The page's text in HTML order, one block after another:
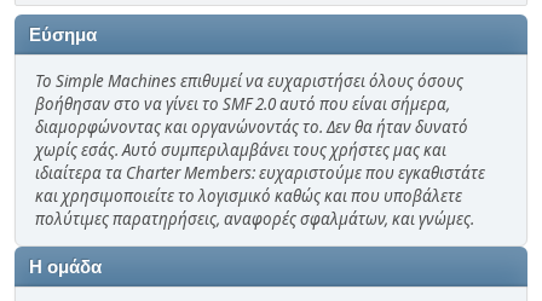
Εύσημα
Το Simple Machines επιθυμεί να ευχαριστήσει όλους όσους
βοήθησαν στο να γίνει το SMF 2.0 αυτό που είναι σήμερα,
διαμορφώνοντας και οργανώνοντάς το. Δεν θα ήταν δυνατό
χωρίς εσάς. Αυτό συμπεριλαμβάνει τους χρήστες μας και
ιδιαίτερα τα Charter Members: ευχαριστούμε που εγκαθιστάτε
και χρησιμοποιείτε το λογισμικό καθώς και που υποβάλετε
πολύτιμες παρατηρήσεις, αναφορές σφαλμάτων, και γνώμες.
Η ομάδα